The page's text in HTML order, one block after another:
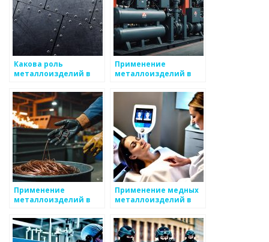
Какова роль
металлоизделий в
дизайне
Применение
металлоизделий в
Применение
металлоизделий в
Применение медных
металлоизделий в